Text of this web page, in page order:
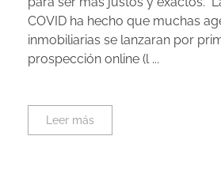
COVID ha hecho que muchas
inmobiliarias se lanzaran por
prospección online (l ...
Leer más